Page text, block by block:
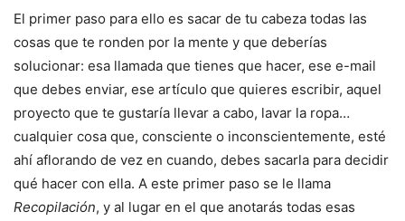
El primer paso para ello es sacar de tu cabeza todas las
cosas que te ronden por la mente y que deberías
solucionar: esa llamada que tienes que hacer, ese e-mail
que debes enviar, ese artículo que quieres escribir, aquel
proyecto que te gustaría llevar a cabo, lavar la ropa…
cualquier cosa que, consciente o inconscientemente, esté
ahí aflorando de vez en cuando, debes sacarla para decidir
qué hacer con ella. A este primer paso se le llama
Recopilación, y al lugar en el que anotarás todas esas